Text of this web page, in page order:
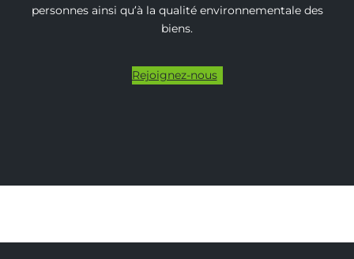
personnes ainsi qu’à la qualité environnementale des
biens.
Rejoignez-nous